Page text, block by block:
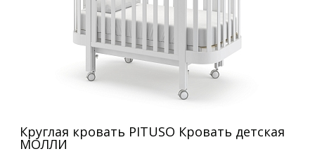
Круглая кровать PITUSO Кровать детская
МОЛЛИ